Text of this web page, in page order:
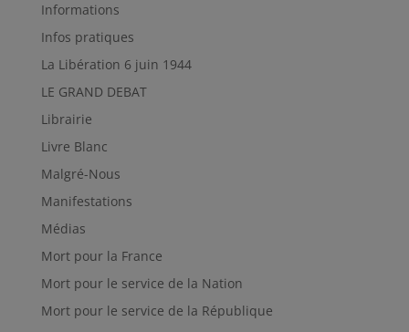
Informations
Infos pratiques
La Libération 6 juin 1944
LE GRAND DEBAT
Librairie
Livre Blanc
Malgré-Nous
Manifestations
Médias
Mort pour la France
Mort pour le service de la Nation
Mort pour le service de la République